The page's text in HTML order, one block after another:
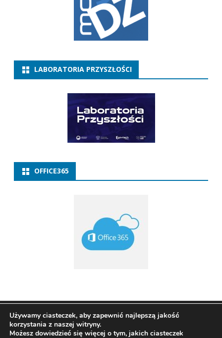
LABORATORIA PRZYSZŁOŚCI
OFFICE365
Copyright 2021 ZSP w Baborowie Ribosome
Używamy ciasteczek, aby zapewnić najlepszą jakość
korzystania z naszej witryny.
Możesz dowiedzieć się więcej o tym, jakich ciasteczek